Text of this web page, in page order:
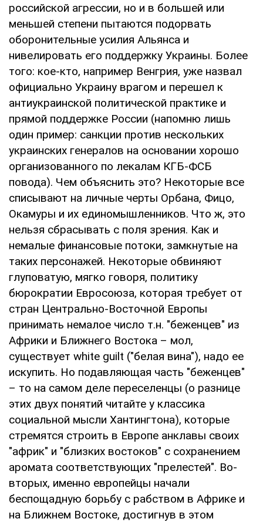
российской агрессии, но и в большей или
меньшей степени пытаются подорвать
оборонительные усилия Альянса и
нивелировать его поддержку Украины. Более
того: кое-кто, например Венгрия, уже назвал
официально Украину врагом и перешел к
антиукраинской политической практике и
прямой поддержке России (напомню лишь
один пример: санкции против нескольких
украинских генералов на основании хорошо
организованного по лекалам КГБ-ФСБ
повода). Чем объяснить это? Некоторые все
списывают на личные черты Орбана, Фицо,
Окамуры и их единомышленников. Что ж, это
нельзя сбрасывать с поля зрения. Как и
немалые финансовые потоки, замкнутые на
таких персонажей. Некоторые обвиняют
глуповатую, мягко говоря, политику
бюрократии Евросоюза, которая требует от
стран Центрально-Восточной Европы
принимать немалое число т.н. "беженцев" из
Африки и Ближнего Востока – мол,
существует white guilt ("белая вина"), надо ее
искупить. Но подавляющая часть "беженцев"
– то на самом деле переселенцы (о разнице
этих двух понятий читайте у классика
социальной мысли Хантингтона), которые
стремятся строить в Европе анклавы своих
"африк" и "близких востоков" с сохранением
аромата соответствующих "прелестей". Во-
вторых, именно европейцы начали
беспощадную борьбу с рабством в Африке и
на Ближнем Востоке, достигнув в этом